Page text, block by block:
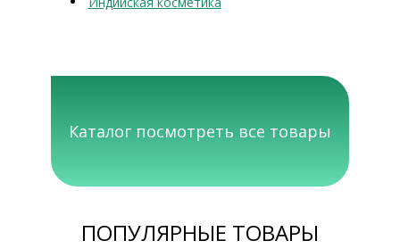
Каталог посмотреть все товары
ПОПУЛЯРНЫЕ ТОВАРЫ